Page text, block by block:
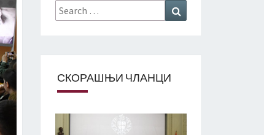
Search
for:
СКОРАШЊИ ЧЛАНЦИ